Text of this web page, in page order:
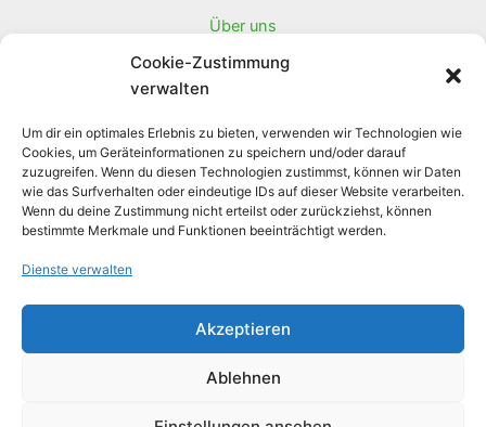
Cookie-Zustimmung
verwalten
Um dir ein optimales Erlebnis zu bieten, verwenden wir Technologien wie
Cookies, um Geräteinformationen zu speichern und/oder darauf
zuzugreifen. Wenn du diesen Technologien zustimmst, können wir Daten
wie das Surfverhalten oder eindeutige IDs auf dieser Website verarbeiten.
Wenn du deine Zustimmung nicht erteilst oder zurückziehst, können
bestimmte Merkmale und Funktionen beeinträchtigt werden.
Dienste verwalten
Akzeptieren
Ablehnen
Über uns
Downloads
Partnerprojekte
Linksammlung
Projektübersicht
Unser Konto zur finanziellen Unterstützung:
Impressum